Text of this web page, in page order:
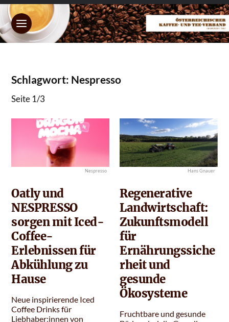
Schlagwort: Nespresso
Seite 1/3
Nespresso
Oatly und
NESPRESSO
sorgen mit Iced-
Coffee-
Erlebnissen für
Abkühlung zu
Hause
Neue inspirierende Iced
Coffee Drinks für
Liebhaber:innen von
Hans Gnauer
Regenerative
Landwirtschaft:
Zukunftsmodell
für
Ernährungssiche
rheit und
gesunde
Ökosysteme
Fruchtbare und gesunde